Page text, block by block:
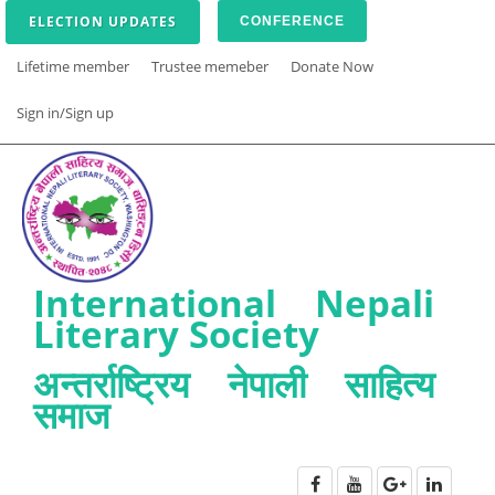
ELECTION UPDATES CONFERENCE
Lifetime member Trustee memeber Donate Now
Sign in/Sign up
International Nepali
Literary Society
अन्तर्राष्ट्रिय नेपाली साहित्य
समाज